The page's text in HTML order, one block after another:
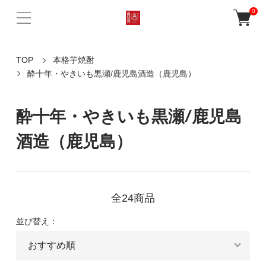
0
TOP
本格芋焼酎
酔十年・やきいも黒瀬/鹿児島酒造（鹿児島）
酔十年・やきいも黒瀬/鹿児島
酒造（鹿児島）
全24商品
並び替え：